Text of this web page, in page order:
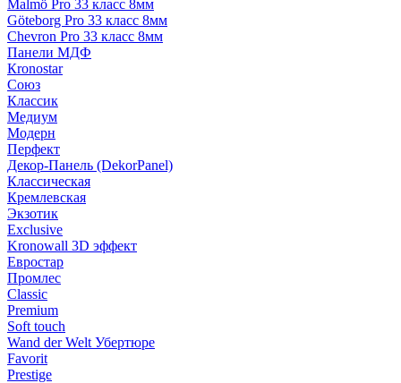
Malmö Pro 33 класс 8мм
Göteborg Pro 33 класс 8мм
Chevron Pro 33 класс 8мм
Панели МДФ
Кronostar
Союз
Классик
Медиум
Модерн
Перфект
Декор-Панель (DekorPanel)
Классическая
Кремлевская
Экзотик
Exclusive
Kronowall 3D эффект
Евростар
Промлес
Classic
Premium
Soft touch
Wand der Welt Убертюре
Favorit
Prestige